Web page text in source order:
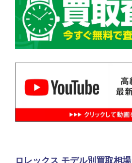
ロレックス モデル別買取相場